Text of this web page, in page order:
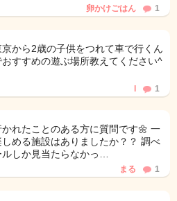
卵かけごはん 1
から2歳の子供をつれて車で行くん
すすめの遊ぶ場所教えてください^
1
れたことのある方に質問です🌼 一
める施設はありましたか？？ 調べ
しか見当たらなかっ…
まる 1